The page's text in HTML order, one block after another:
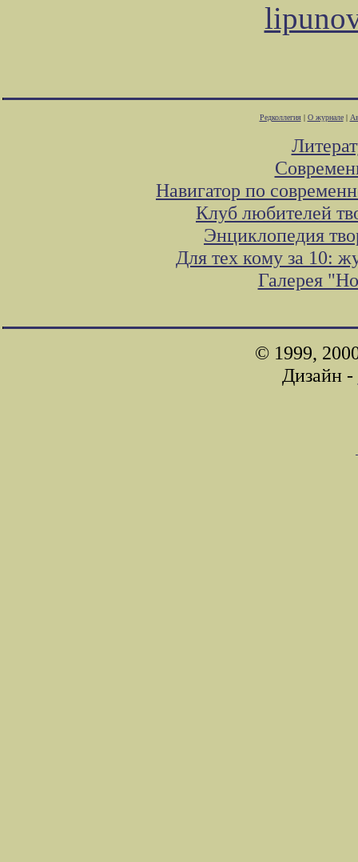
Редколлегия| О журнале|
Навигатор по
Клуб любителей
Энциклопедия
Для тех кому за 10:
Галерея
© 1999,
Дизайн -